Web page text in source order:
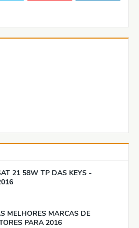
21 58W TP DAS KEYS -
MELHORES MARCAS DE
PARA 2016